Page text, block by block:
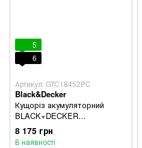
5
6
Артикул: GTC18452PC
Black&Decker
Кущоріз акумуляторний
BLACK+DECKER
GTC18452PC
8 175 грн
В наявності